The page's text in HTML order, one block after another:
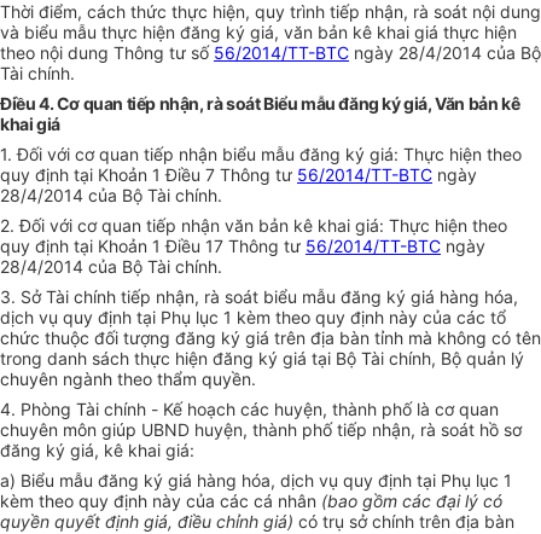
Thời điểm, cách thức thực hiện, quy trình tiếp nhận, rà soát nội dung
và biểu mẫu thực hiện đăng ký giá, văn bản kê khai giá thực hiện
theo nội dung Thông tư số 56/2014/TT-BTC ngày 28/4/2014 của Bộ
Tài chính.
Điều 4. Cơ quan tiếp nhận, rà soát Biểu mẫu đăng ký giá, Văn bản kê
khai giá
1. Đối với cơ quan tiếp nhận biểu mẫu đăng ký giá: Thực hiện theo
quy định tại Khoản 1 Điều 7 Thông tư 56/2014/TT-BTC ngày
28/4/2014 của Bộ Tài chính.
2. Đối với cơ quan tiếp nhận văn bản kê khai giá: Thực hiện theo
quy định tại Khoản 1 Điều 17 Thông tư 56/2014/TT-BTC ngày
28/4/2014 của Bộ Tài chính.
3. Sở Tài chính tiếp nhận, rà soát biểu mẫu đăng ký giá hàng hóa,
dịch vụ quy định tại Phụ lục 1 kèm theo quy định này của các tổ
chức thuộc đối tượng đăng ký giá trên địa bàn tỉnh mà không có tên
trong danh sách thực hiện đăng ký giá tại Bộ Tài chính, Bộ quản lý
chuyên ngành theo thẩm quyền.
4. Phòng Tài chính - Kế hoạch các huyện, thành phố là cơ quan
chuyên môn giúp UBND huyện, thành phốtiếp nhận, rà soát hồ sơ
đăng ký giá, kê khai giá:
a) Biểu mẫu đăng ký giá hàng hóa, dịch vụ quy định tại Phụ lục 1
kèm theo quy định này của các cá nhân (bao gồm các đại lý có
quyền quyết định giá, điều chỉnh giá) có trụ sở chính trên địa bàn